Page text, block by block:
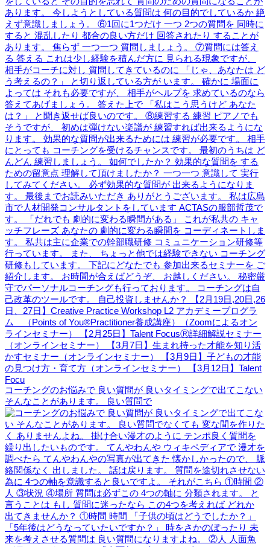
コーチングのお悩みで 良い質問が 良いタイミングで出てこない
そんなことがあります。 良い質問で